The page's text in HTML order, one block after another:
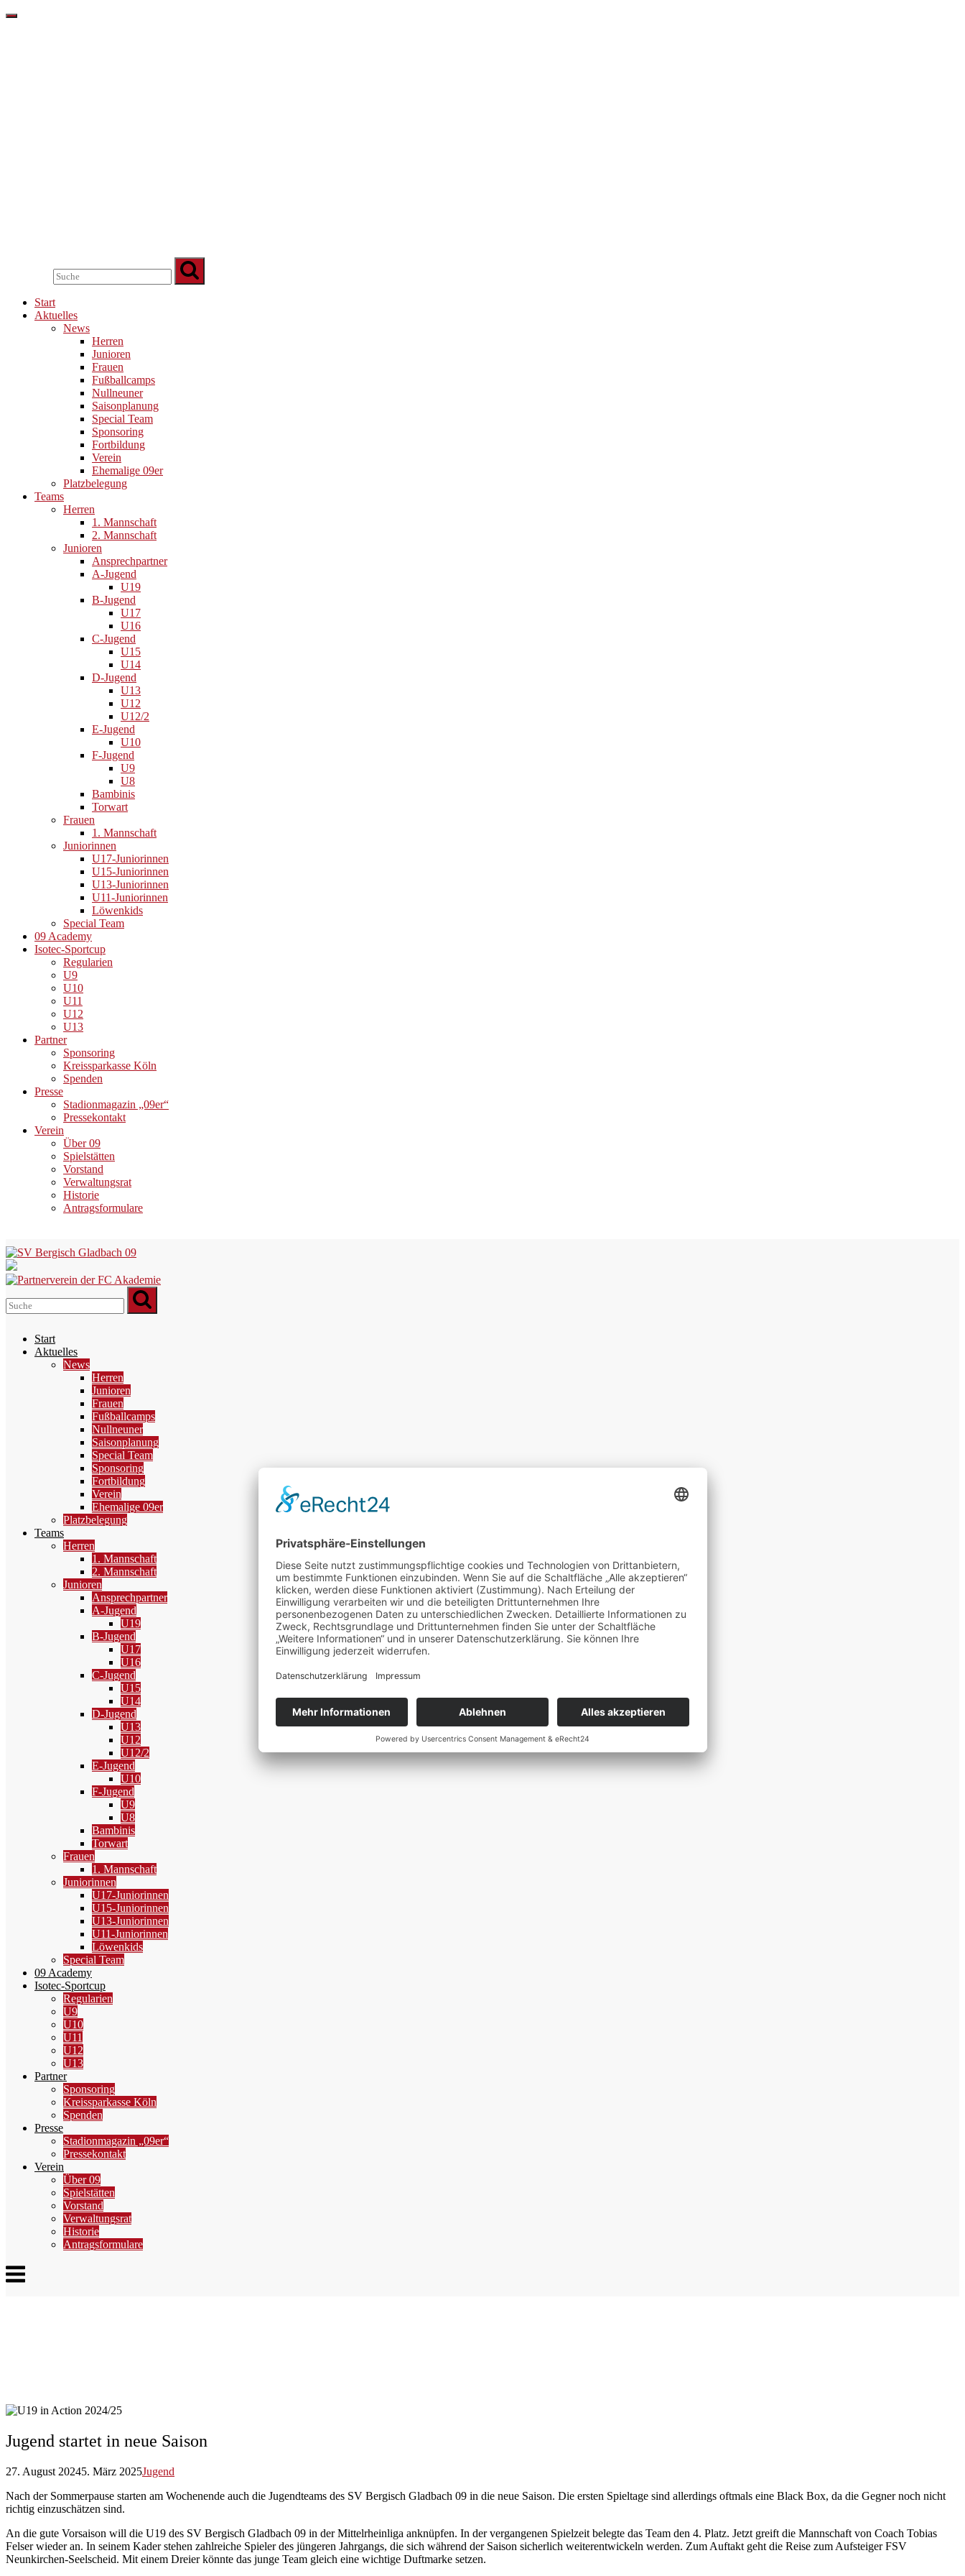
Start
Aktuelles
News
Herren
Junioren
Frauen
Fußballcamps
Nullneuner
Saisonplanung
Special Team
Sponsoring
Fortbildung
Verein
Ehemalige 09er
Platzbelegung
Teams
Herren
1. Mannschaft
2. Mannschaft
Junioren
Ansprechpartner
A-Jugend
U19
B-Jugend
U17
U16
C-Jugend
U15
U14
D-Jugend
U13
U12
U12/2
E-Jugend
U10
F-Jugend
U9
U8
Bambinis
Torwart
Frauen
1. Mannschaft
Juniorinnen
U17-Juniorinnen
U15-Juniorinnen
U13-Juniorinnen
U11-Juniorinnen
Löwenkids
Special Team
09 Academy
Isotec-Sportcup
Regularien
U9
U10
U11
U12
U13
Partner
Sponsoring
Kreissparkasse Köln
Spenden
Presse
Stadionmagazin „09er“
Pressekontakt
Verein
Über 09
Spielstätten
Vorstand
Verwaltungsrat
Historie
Antragsformulare
Skip
to
content
Start
Aktuelles
News
Herren
Junioren
Frauen
Fußballcamps
Nullneuner
Saisonplanung
Special Team
Sponsoring
Fortbildung
Verein
Ehemalige 09er
Platzbelegung
Teams
Herren
1. Mannschaft
2. Mannschaft
Junioren
Ansprechpartner
A-Jugend
U19
B-Jugend
U17
U16
C-Jugend
U15
U14
D-Jugend
U13
U12
U12/2
E-Jugend
U10
F-Jugend
U9
U8
Bambinis
Torwart
Frauen
1. Mannschaft
Juniorinnen
U17-Juniorinnen
U15-Juniorinnen
U13-Juniorinnen
U11-Juniorinnen
Löwenkids
Special Team
09 Academy
Isotec-Sportcup
Regularien
U9
U10
U11
U12
U13
Partner
Sponsoring
Kreissparkasse Köln
Spenden
Presse
Stadionmagazin „09er“
Pressekontakt
Verein
Über 09
Spielstätten
Vorstand
Verwaltungsrat
Historie
Antragsformulare
Menu
Jugend startet in neue Saison
27. August 20245. März 2025Jugend
Nach der Sommerpause starten am Wochenende auch die Jugendteams des SV Bergisch Gladbach 09 in die neue Saison. Die ersten Spieltage sind allerdings oftmals eine Black Box, da die Gegner noch nicht
richtig einzuschätzen sind.
An die gute Vorsaison will die U19 des SV Bergisch Gladbach 09 in der Mittelrheinliga anknüpfen. In der vergangenen Spielzeit belegte das Team den 4. Platz. Jetzt greift die Mannschaft von Coach Tobias
Felser wieder an. In seinem Kader stehen zahlreiche Spieler des jüngeren Jahrgangs, die sich während der Saison sicherlich weiterentwickeln werden. Zum Auftakt geht die Reise zum Aufsteiger FSV
Neunkirchen-Seelscheid. Mit einem Dreier könnte das junge Team gleich eine wichtige Duftmarke setzen.